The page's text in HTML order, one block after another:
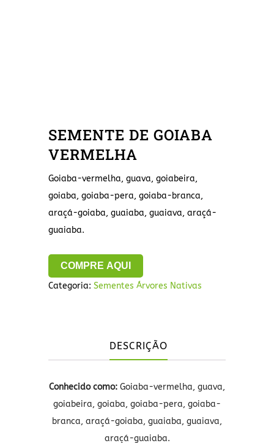
SEMENTE DE GOIABA
VERMELHA
Goiaba-vermelha, guava, goiabeira,
goiaba, goiaba-pera, goiaba-branca,
araçá-goiaba, guaiaba, guaiava, araçá-
guaiaba.
COMPRE AQUI
Categoria: Sementes Árvores Nativas
DESCRIÇÃO
Conhecido como: Goiaba-vermelha, guava,
goiabeira, goiaba, goiaba-pera, goiaba-
branca, araçá-goiaba, guaiaba, guaiava,
araçá-guaiaba.